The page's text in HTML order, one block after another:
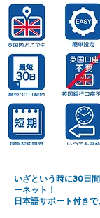
いざという時に30日
ーネット！
日本語サポート付きで